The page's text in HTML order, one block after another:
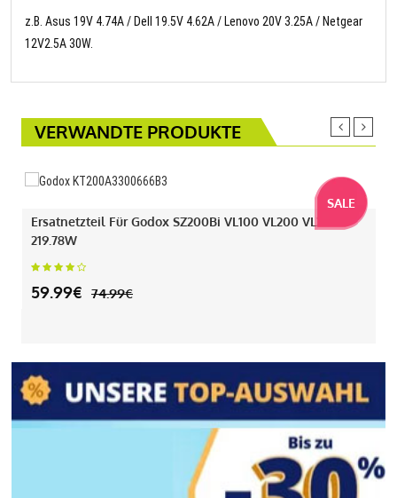
z.B. Asus 19V 4.74A / Dell 19.5V 4.62A / Lenovo 20V 3.25A / Netgear
12V2.5A 30W.
VERWANDTE PRODUKTE
SALE
Ersatnetzteil Für Godox SZ200Bi VL100 VL200 VL300
219.78W
59.99€ 74.99€